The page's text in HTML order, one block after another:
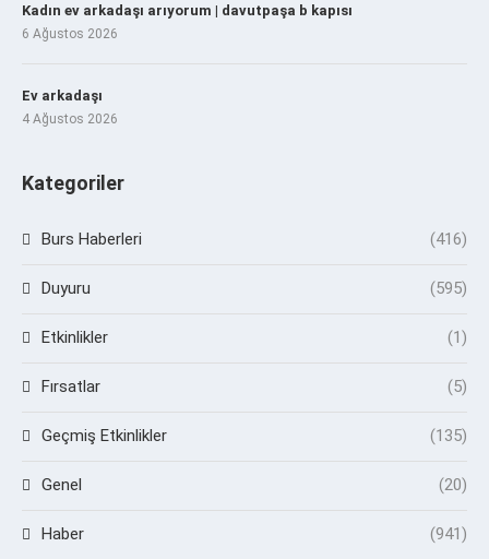
Kadın ev arkadaşı arıyorum | davutpaşa b kapısı
6 Ağustos 2026
Ev arkadaşı
4 Ağustos 2026
Kategoriler
Burs Haberleri (416)
Duyuru (595)
Etkinlikler (1)
Fırsatlar (5)
Geçmiş Etkinlikler (135)
Genel (20)
Haber (941)